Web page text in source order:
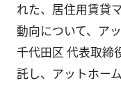
れた、居住用賃貸
動向について、ア
千代田区 代表取締
託し、アットホー